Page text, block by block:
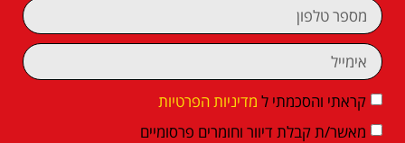
קראתי והסכמתי ל מדיניות הפרטיות
מאשר/ת קבלת דיוור וחומרים פרסומיים